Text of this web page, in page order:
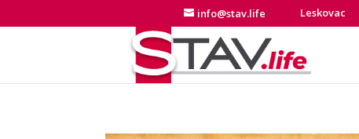
info@stav.life Leskovac